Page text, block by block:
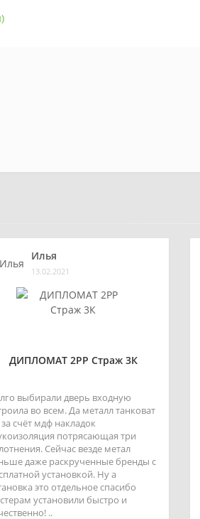
Илья
13.02.2021
ДИПЛОМАТ 2РР Страж 3К
выбирали дверь входную
во всем. Да металл танковат
счёт мдф накладок
потрясающая три
Сейчас везде метал
даже раскрученные бренды с
установкой. Ну а
это отдельное спасибо
установили быстро и
..